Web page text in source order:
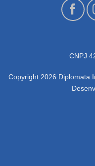
CNPJ
Copyright 2026 Diplomata